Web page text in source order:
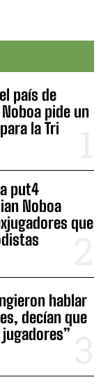
país de
pide un
la Tri
put4
Noboa
que
hablar
decían que